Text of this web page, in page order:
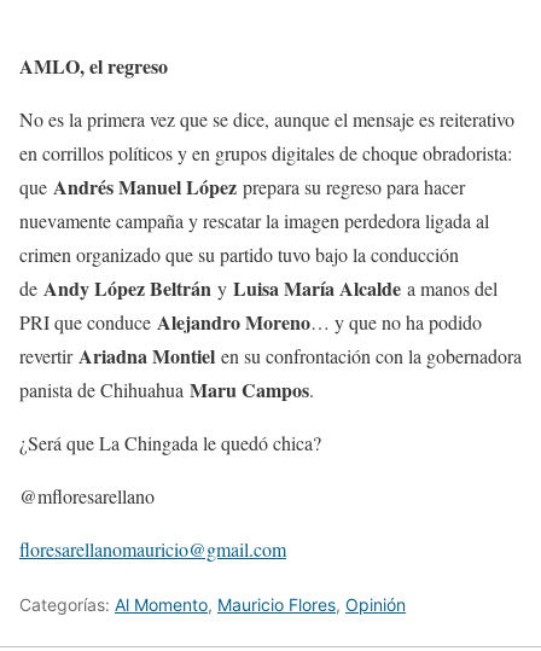
AMLO, el regreso
No es la primera vez que se dice, aunque el mensaje es reiterativo
en corrillos políticos y en grupos digitales de choque obradorista:
que Andrés Manuel López prepara su regreso para hacer
nuevamente campaña y rescatar la imagen perdedora ligada al
crimen organizado que su partido tuvo bajo la conducción
de Andy López Beltrán y Luisa María Alcalde a manos del
PRI que conduce Alejandro Moreno… y que no ha podido
revertirAriadna Montiel en su confrontación con la gobernadora
panista de Chihuahua Maru Campos.
¿Será que La Chingada le quedó chica?
@mfloresarellano
floresarellanomauricio@gmail.com
Categorías: Al Momento, Mauricio Flores, Opinión